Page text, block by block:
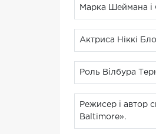
Марка Шеймана і
Актриса Ніккі
Роль Вілбура
Режисер і автор
Baltimore».